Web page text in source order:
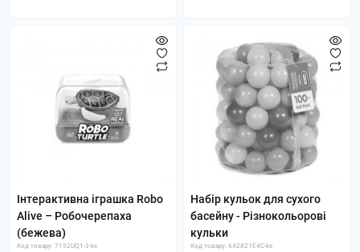
Інтерактивна іграшка Robo
Alive – Робочерепаха
(бежева)
Код товару: 7192UQ1-3-ks
Набір кульок для сухого
басейну - Різнокольорові
кульки
Код товару: 642821E4C-ks